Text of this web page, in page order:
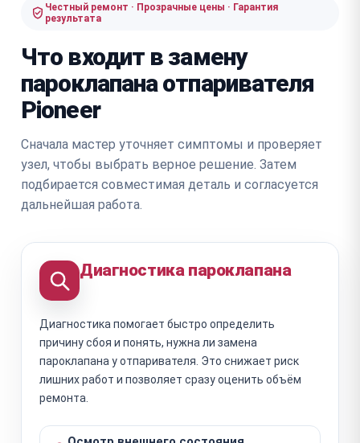
Честный ремонт · Прозрачные цены · Гарантия
результата
Что входит в замену
пароклапана отпаривателя
Pioneer
Сначала мастер уточняет симптомы и проверяет
узел, чтобы выбрать верное решение. Затем
подбирается совместимая деталь и согласуется
дальнейшая работа.
Диагностика пароклапана
Диагностика помогает быстро определить
причину сбоя и понять, нужна ли замена
пароклапана у отпаривателя. Это снижает риск
лишних работ и позволяет сразу оценить объём
ремонта.